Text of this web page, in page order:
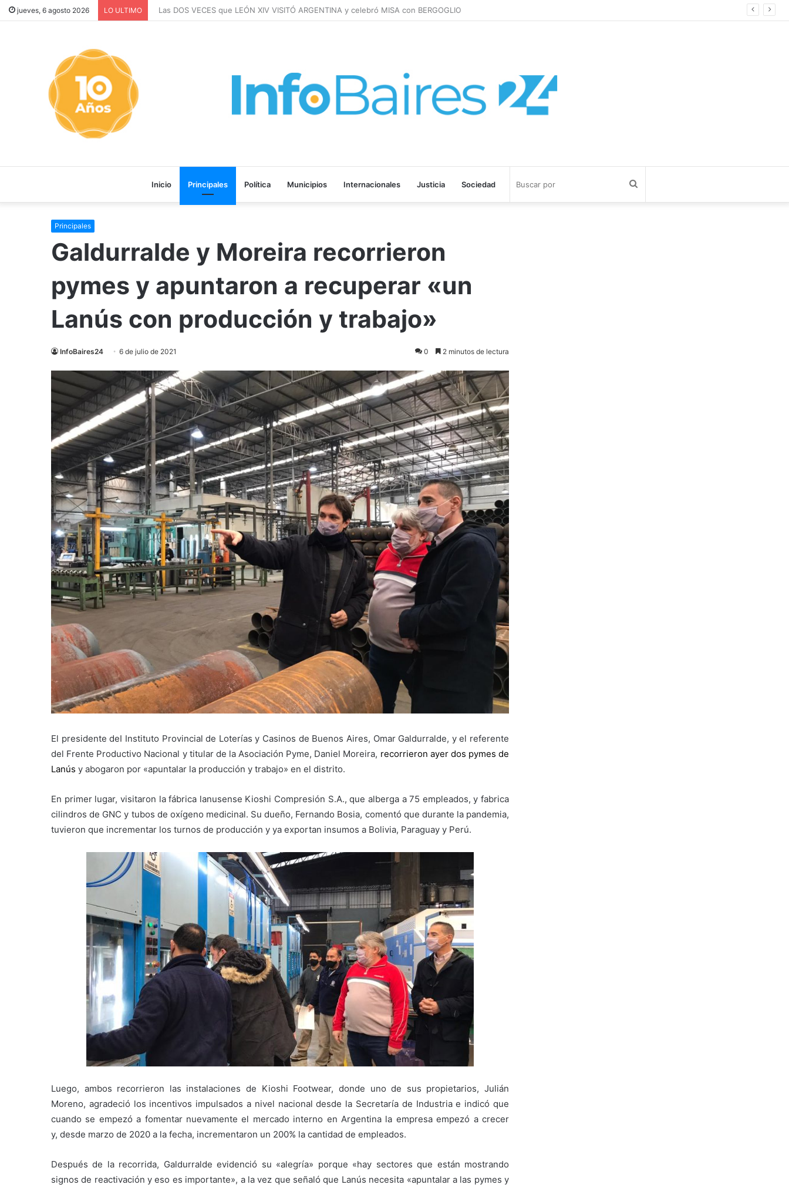
jueves, 6 agosto 2026 LO ULTIMO Las DOS VECES que LEÓN XIV VISITÓ ARGENTINA y celebró MISA con BERGOGLIO
Inicio Principales Política Municipios Internacionales Justicia Sociedad
Principales
Galdurralde y Moreira recorrieron
pymes y apuntaron a recuperar «un
Lanús con producción y trabajo»
InfoBaires24 6 de julio de 2021 0 2 minutos de lectura
El presidente deI Instituto Provincial de Loterías y Casinos de Buenos Aires, Omar Galdurralde, y el referente
del Frente Productivo Nacional y titular de la Asociación Pyme, Daniel Moreira, recorrieron ayer dos pymes de
Lanús y abogaron por «apuntalar la producción y trabajo» en el distrito.
En primer lugar, visitaron la fábrica lanusense Kioshi Compresión S.A., que alberga a 75 empleados, y fabrica
cilindros de GNC y tubos de oxígeno medicinal. Su dueño, Fernando Bosia, comentó que durante la pandemia,
tuvieron que incrementar los turnos de producción y ya exportan insumos a Bolivia, Paraguay y Perú.
Luego, ambos recorrieron las instalaciones de Kioshi Footwear, donde uno de sus propietarios, Julián
Moreno, agradeció los incentivos impulsados a nivel nacional desde la Secretaría de Industria e indicó que
cuando se empezó a fomentar nuevamente el mercado interno en Argentina la empresa empezó a crecer
y, desde marzo de 2020 a la fecha, incrementaron un 200% la cantidad de empleados.
Después de la recorrida, Galdurralde evidenció su «alegría» porque «hay sectores que están mostrando
signos de reactivación y eso es importante», a la vez que señaló que Lanús necesita «apuntalar a las pymes y